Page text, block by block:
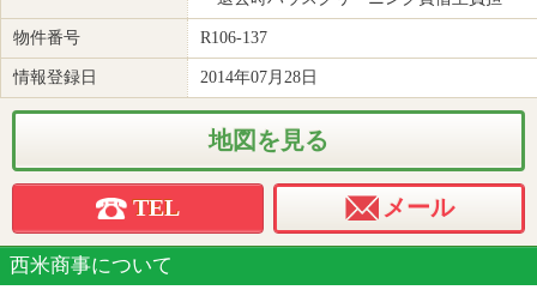
物件番号 R106-137
情報登録日 2014年07月28日
地図を見る
TEL メール
西米商事について